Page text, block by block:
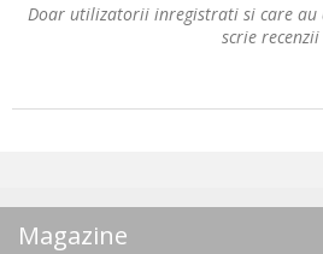
Doar utilizatorii inregistrati si care
scrie recenzii
Magazine